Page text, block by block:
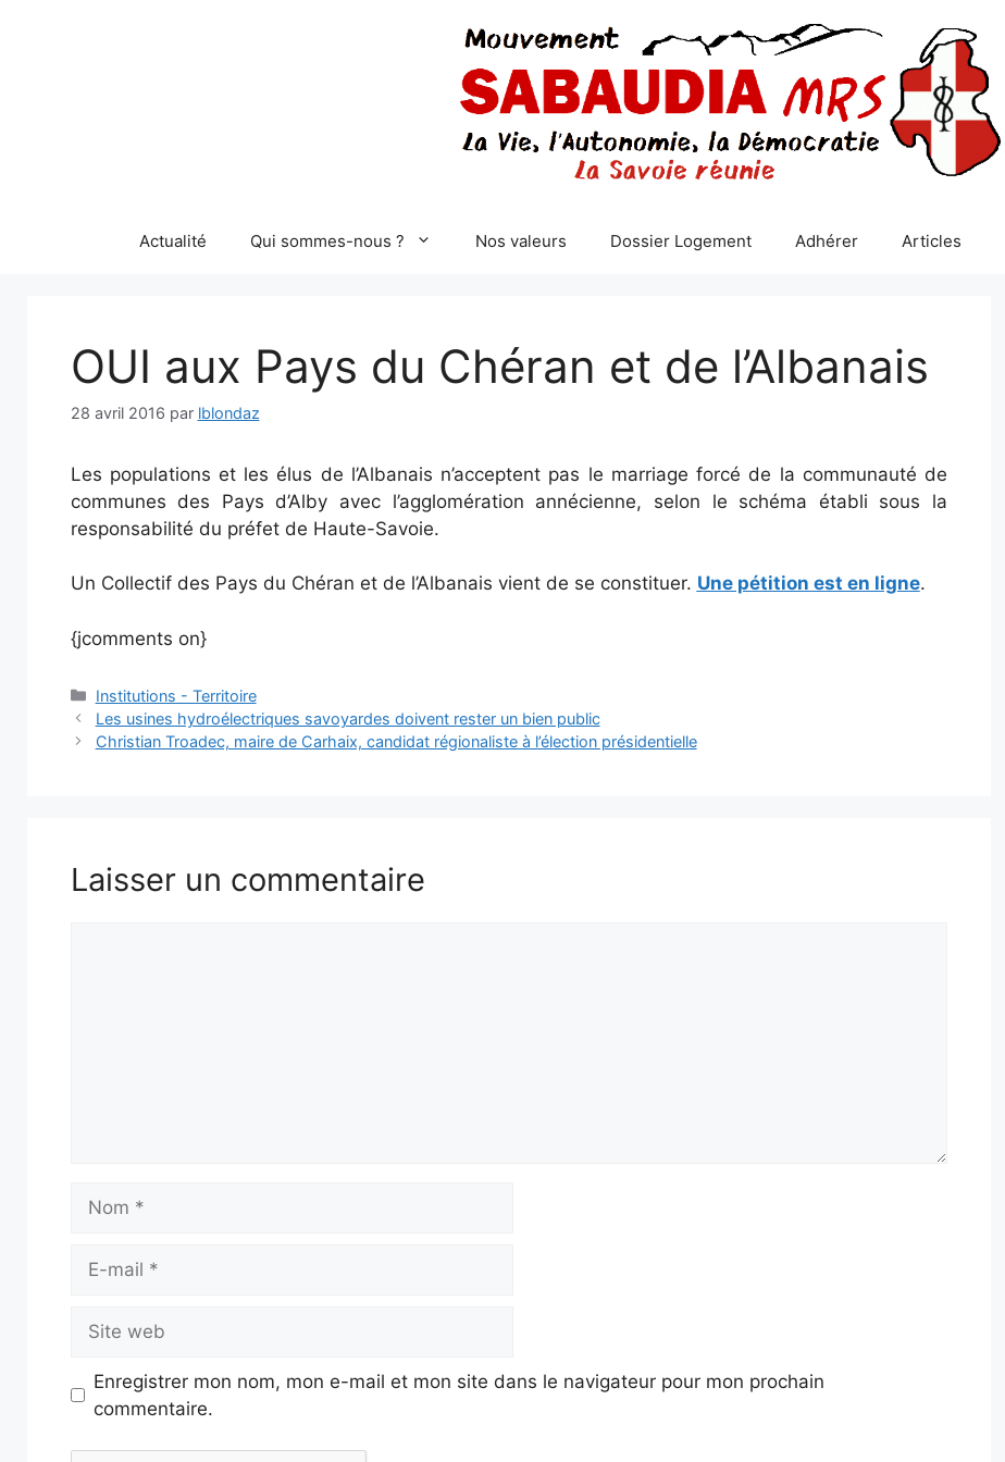
Actualité Qui sommes-nous ? Nos valeurs Dossier Logement Adhérer Articles
OUI aux Pays du Chéran et de l’Albanais
28 avril 2016 par lblondaz
Les populations et les élus de l’Albanais n’acceptent pas le marriage forcé de la communauté de
communes des Pays d’Alby avec l’agglomération annécienne, selon le schéma établi sous la
responsabilité du préfet de Haute-Savoie.
Un Collectif des Pays du Chéran et de l’Albanais vient de se constituer. Une pétition est en ligne.
{jcomments on}
Catégories
Institutions - Territoire
Les usines hydroélectriques savoyardes doivent rester un bien public
Christian Troadec, maire de Carhaix, candidat régionaliste à l’élection présidentielle
Laisser un commentaire
mail
web
Enregistrer mon nom, mon e-mail et mon site dans le navigateur pour mon prochain
commentaire.